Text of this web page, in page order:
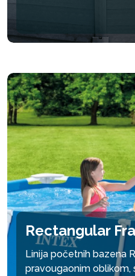
Rectangular
Linija početnih bazena
pravougaonim oblikom,